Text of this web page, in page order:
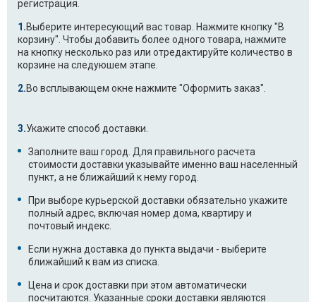
регистрация.
Выберите интересующий вас товар. Нажмите кнопку "В
корзину". Чтобы добавить более одного товара, нажмите
на кнопку несколько раз или отредактируйте количество в
корзине на следуюшем этапе.
Во всплывающем окне нажмите "Оформить заказ".
Укажите способ доставки.
Заполните ваш город. Для правильного расчета
стоимости доставки указывайте именно ваш населенный
пункт, а не ближайший к нему город.
При выборе курьерской доставки обязательно укажите
полный адрес, включая номер дома, квартиру и
почтовый индекс.
Если нужна доставка до пункта выдачи - выберите
ближайший к вам из списка.
Цена и срок доставки при этом автоматически
посчитаются. Указанные сроки доставки являются